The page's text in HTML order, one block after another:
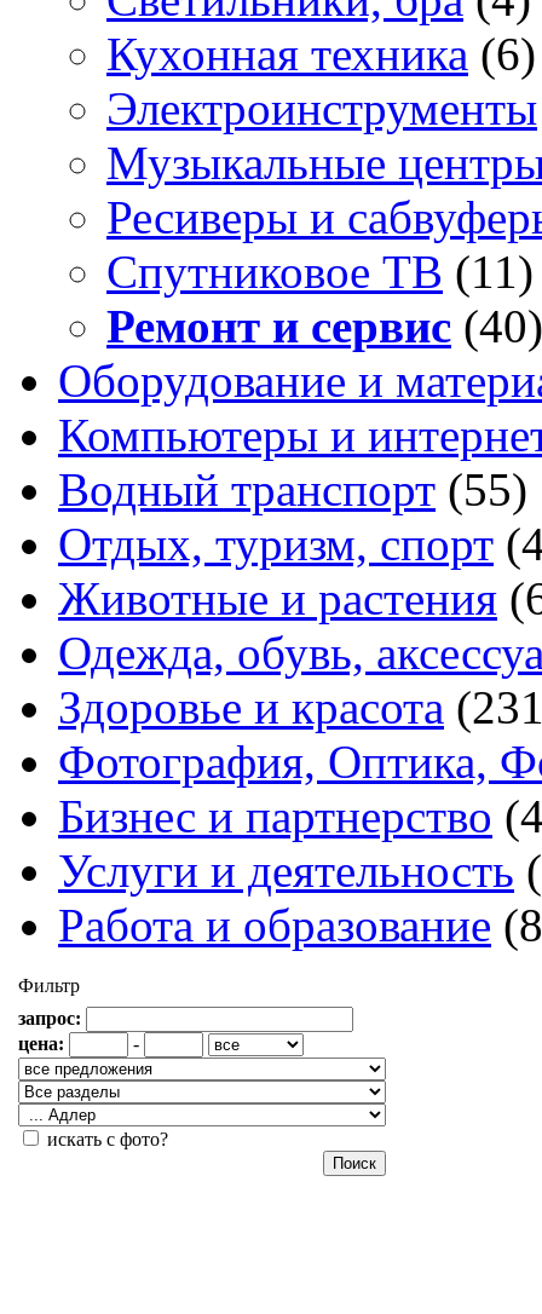
Кухонная техника (6)
Электроинструменты
Музыкальные
Ресиверы и
Спутниковое ТВ (11)
Ремонт и сервис (40)
Оборудование и
Компьютеры и
Водный транспорт (55)
Отдых, туризм, спорт
Животные и растения
Одежда, обувь,
Здоровье и красота
Фотография, Оптика,
Бизнес и партнерство
Услуги и деятельность
Работа и образование
Фильтр
запрос:
цена:
-
искать с фото?